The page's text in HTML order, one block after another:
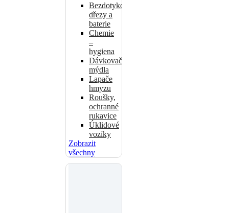
Bezdotykové
dřezy a
baterie
Chemie
–
hygiena
Dávkovače
mýdla
Lapače
hmyzu
Roušky,
ochranné
rukavice
Úklidové
vozíky
Zobrazit
všechny